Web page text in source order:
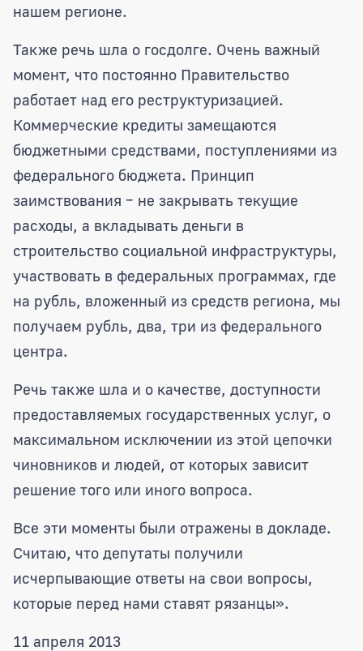
нашем регионе.
Также речь шла о госдолге. Очень важный
момент, что постоянно Правительство
работает над его реструктуризацией.
Коммерческие кредиты замещаются
бюджетными средствами, поступлениями из
федерального бюджета. Принцип
заимствования – не закрывать текущие
расходы, а вкладывать деньги в
строительство социальной инфраструктуры,
участвовать в федеральных программах, где
на рубль, вложенный из средств региона, мы
получаем рубль, два, три из федерального
центра.
Речь также шла и о качестве, доступности
предоставляемых государственных услуг, о
максимальном исключении из этой цепочки
чиновников и людей, от которых зависит
решение того или иного вопроса.
Все эти моменты были отражены в докладе.
Считаю, что депутаты получили
исчерпывающие ответы на свои вопросы,
которые перед нами ставят рязанцы».
11 апреля 2013